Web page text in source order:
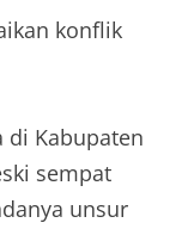
konflik
di Kabupaten
sempat
unsur